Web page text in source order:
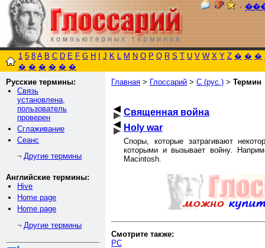
٠
1 5 8 A B C D E F G H J K L M N O P Q R S T U V W X Y Z � � �
� � � � � �
Русские термины:
Связь
установлена,
пользователь
проверен
Сглаживание
Сеанс
¬ Другие термины
Английские термины:
Hive
Home page
Home page
¬ Другие термины
Главная > Глоссарий > С (рус.) > Термин
Священная война
Holy war
Споры, которые затрагивают
которыми и вызывает войну.
Macintosh.
Смотрите также:
PC